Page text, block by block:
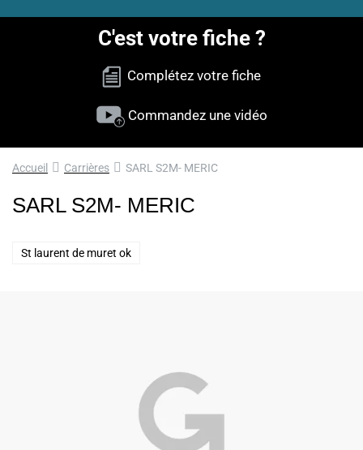
C'est votre fiche ?
Complétez votre fiche
Commandez une vidéo
Accueil Carrières SARL S2M- MERIC
SARL S2M- MERIC
St laurent de muret ok